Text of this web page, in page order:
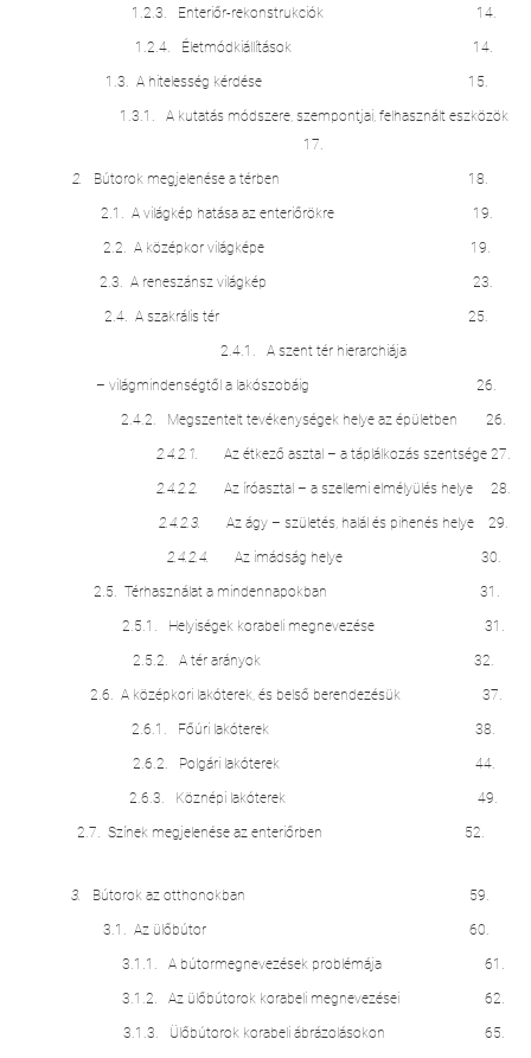
1.2.3. Enteriőr-rekonstrukciók 14.
1.2.4. Életmódkiállítások 14.
1.3. A hitelesség kérdése 15.
1.3.1. A kutatás módszere, szempontjai, felhasznált eszközök
17.
2. Bútorok megjelenése a térben 18.
2.1. A világkép hatása az enteriőrökre 19.
2.2. A középkor világképe 19.
2.3. A reneszánsz világkép 23.
2.4. A szakrális tér 25.
2.4.1. A szent tér hierarchiája
– világmindenségtől a lakószobáig 26.
2.4.2. Megszentelt tevékenységek helye az épületben 26.
2.4.2.1.Az étkező asztal – a táplálkozás szentsége 27.
2.4.2.2.Az íróasztal – a szellemi elmélyülés helye 28.
2.4.2.3.Az ágy – születés, halál és pihenés helye 29.
2.4.2.4. Az imádság helye 30.
2.5. Térhasználat a mindennapokban 31.
2.5.1. Helyiségek korabeli megnevezése 31.
2.5.2. A tér arányok 32.
2.6. A középkori lakóterek, és belső berendezésük 37.
2.6.1. Főúri lakóterek 38.
2.6.2. Polgári lakóterek 44.
2.6.3. Köznépi lakóterek 49.
2.7. Színek megjelenése az enteriőrben 52.
3. Bútorok az otthonokban 59.
3.1. Az ülőbútor 60.
3.1.1. A bútormegnevezések problémája 61.
3.1.2. Az ülőbútorok korabeli megnevezései 62.
3.1.3. Ülőbútorok korabeli ábrázolásokon 65.